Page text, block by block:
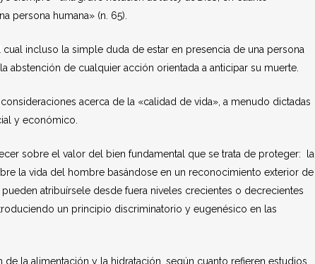
persona humana» (n. 65).
incluso la simple duda de estar en presencia de una persona
de cualquier acción orientada a anticipar su muerte.
acerca de la «calidad de vida», a menudo dictadas
y económico.
sobre el valor del bien fundamental que se trata de proteger: la
la vida del hombre basándose en un reconocimiento exterior de
atribuírsele desde fuera niveles crecientes o decrecientes
un principio discriminatorio y eugenésico en las
la alimentación y la hidratación, según cuanto refieren estudios